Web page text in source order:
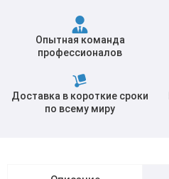
Опытная команда
профессионалов
Доставка в короткие сроки
по всему миру